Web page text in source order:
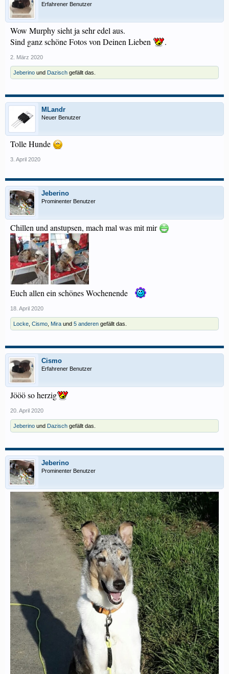
Erfahrener Benutzer
Wow Murphy sieht ja sehr edel aus.
Sind ganz schöne Fotos von Deinen Lieben
.
2. März 2020
Jeberino und Dazisch gefällt das.
MLandr
Neuer Benutzer
Tolle Hunde
3. April 2020
Jeberino
Prominenter Benutzer
Chillen und anstupsen, mach mal was mit mir
Euch allen ein schönes Wochenende
18. April 2020
Locke Cismo Mira und 5 anderen gefällt das.
Cismo
Erfahrener Benutzer
Jööö so herzig
20. April 2020
Jeberino und Dazisch gefällt das.
Jeberino
Prominenter Benutzer